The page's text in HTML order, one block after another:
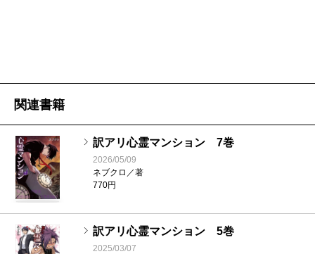
関連書籍
訳アリ心霊マンション 7巻
2026/05/09
ネブクロ／著
770円
訳アリ心霊マンション 5巻
2025/03/07